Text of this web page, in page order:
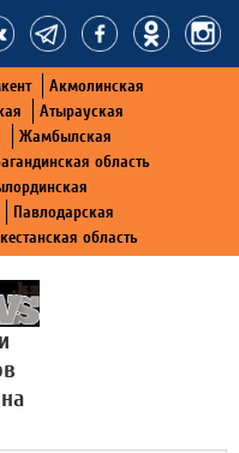
Акмолинская
Атырауская
Жамбылская
область
Павлодарская
область